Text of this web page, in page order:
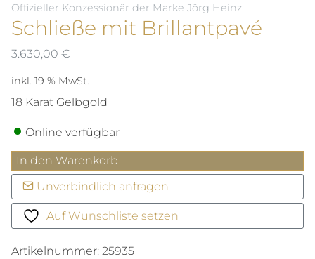
Offizieller Konzessionär der Marke Jörg Heinz
Schließe mit Brillantpavé
3.630,00 €
inkl. 19 % MwSt.
18 Karat Gelbgold
Online verfügbar
Schließe
mit
Brillantpavé
Menge
In den Warenkorb
Unverbindlich anfragen
Auf Wunschliste setzen
Artikelnummer: 25935